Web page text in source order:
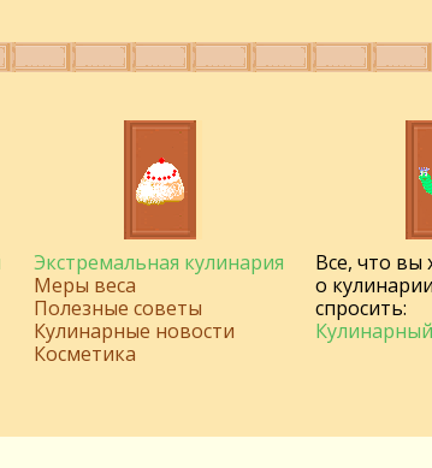
Экстремальная кулинария
Меры веса
Полезные советы
Кулинарные новости
Косметика
Все, что вы
о
спросить: